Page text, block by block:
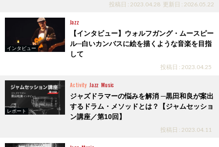
投稿日 : 2023.04.28 更新日 : 2026.05.22
インタビュー
Jazz
【インタビュー】ウォルフガング・ムースピー
ル─白いカンバスに絵を描くような音楽を目指
して
投稿日 : 2023.04.25
レポート
Activity Jazz Music
ジャズドラマーの悩みを解消 ─黒田和良が案出
するドラム・メソッドとは？【ジャムセッショ
ン講座／第10回】
投稿日 : 2023.04.11